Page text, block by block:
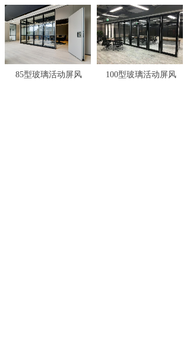
85型玻璃活动屏风 100型玻璃活动屏风